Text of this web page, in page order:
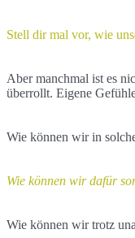
Stell dir mal vor, wie
Aber manchmal ist es
überrollt. Eigene
Wie können wir in
Wie können wir dafür
Wie können wir trotz